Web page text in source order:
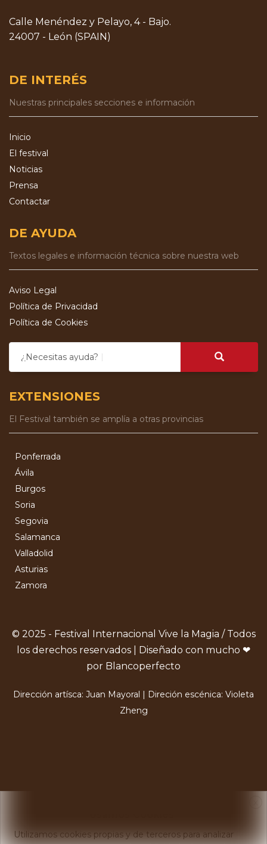
Calle Menéndez y Pelayo, 4 - Bajo.
24007 - León (SPAIN)
DE INTERÉS
Nuestras principales secciones e información
Inicio
El festival
Noticias
Prensa
Contactar
DE AYUDA
Textos legales e información técnica sobre nuestra web
Aviso Legal
Política de Privacidad
Política de Cookies
¿Necesitas ayuda?
EXTENSIONES
El Festival también se amplía a otras provincias
Ponferrada
Ávila
Burgos
Soria
Segovia
Salamanca
Valladolid
Asturias
Zamora
© 2025 - Festival Internacional Vive la Magia / Todos
los derechos reservados | Diseñado con mucho ❤
por Blancoperfecto
Dirección artísca: Juan Mayoral | Direción escénica: Violeta
Zheng
Utilizamos cookies propias y de terceros para analizar